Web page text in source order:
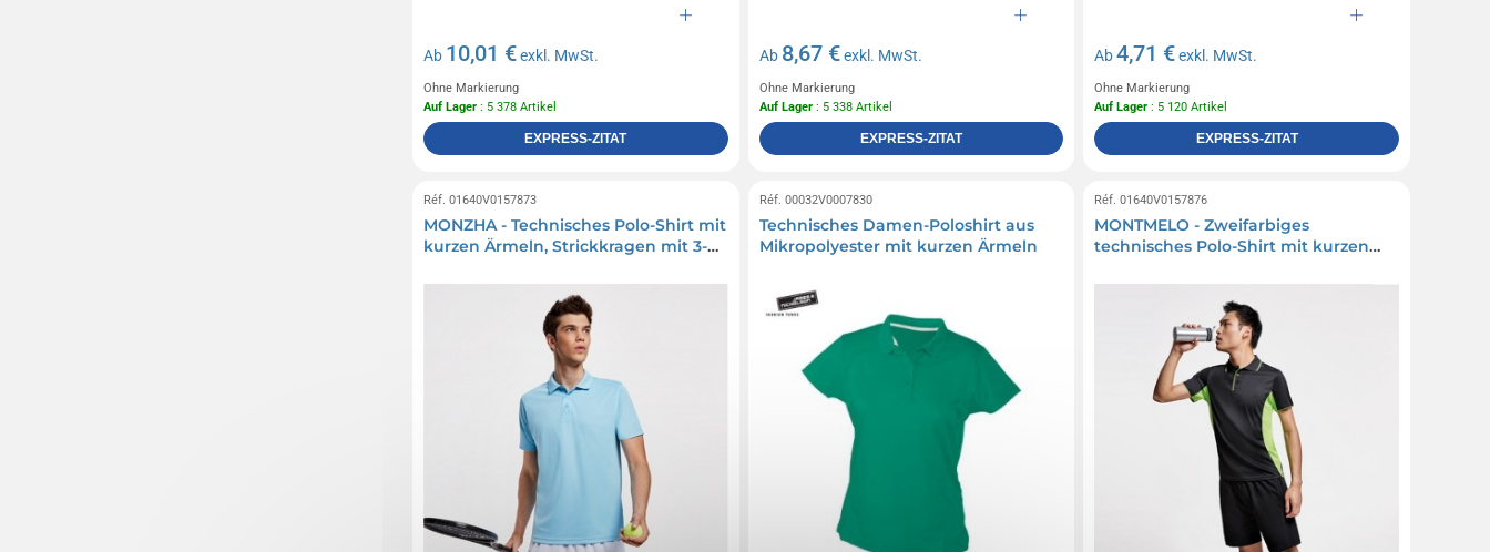
Ab 10,01 €exkl. MwSt.
Ohne Markierung
Auf Lager : 5 378 Artikel
EXPRESS-ZITAT
Ab 8,67 €exkl. MwSt.
Ohne Markierung
Auf Lager: 5 338 Artikel
EXPRESS-ZITAT
Ab4,71 €exkl. MwSt.
Ohne Markierung
Auf Lager : 5 120 Artikel
EXPRESS-ZITAT
Réf. 01640V0157873
MONZHA - Technisches Polo-Shirt mit
kurzen Ärmeln, Strickkragen mit 3-
Réf. 00032V0007830
Technisches Damen-Poloshirt aus
Mikropolyester mit kurzen Ärmeln
Réf. 01640V0157876
MONTMELO - Zweifarbiges
technisches Polo-Shirt mit kurzen